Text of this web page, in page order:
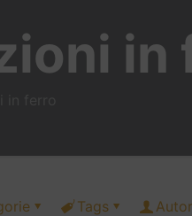
in
Tags